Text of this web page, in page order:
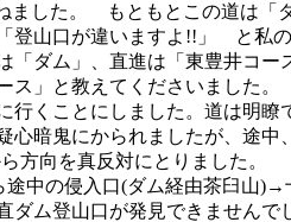
ました。 もともとこの道は「
登山口が違いますよ!!」 と私
「ダム」、直進は「東豊井コ
ス」と教えてくださいました
行くことにしました。道は明
心暗鬼にかられましたが、途
方向を真反対にとりました。
中の侵入口(ダム経由茶臼山
ム登山口が発見できませんで